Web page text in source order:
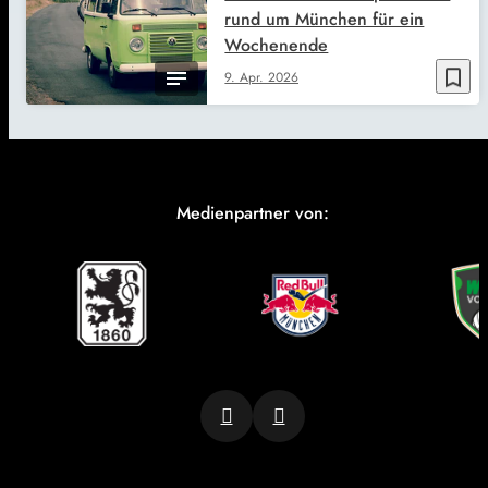
bookmark_border
9. Apr. 2026
rund um München für ein
Wochenende
Medienpartner von: